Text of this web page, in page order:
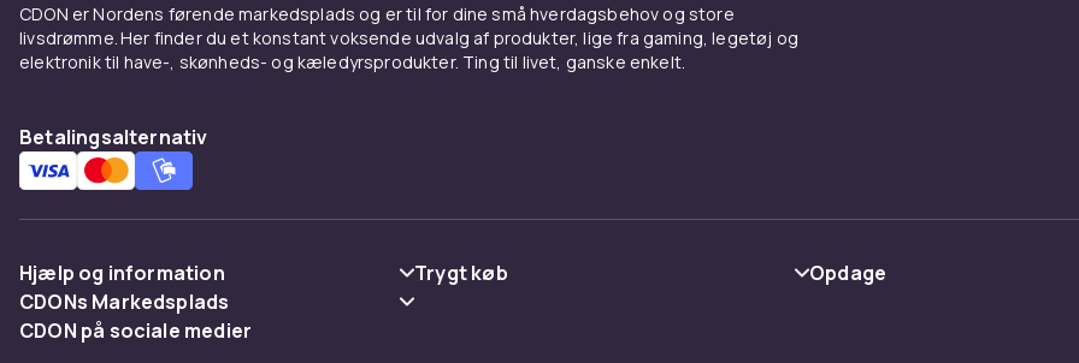
CDON er Nordens førende markedsplads og er til for dine små hverdagsbehov og store
livsdrømme. Her finder du et konstant voksende udvalg af produkter, lige fra gaming, legetøj og
elektronik til have-, skønheds- og kæledyrsprodukter. Ting til livet, ganske enkelt.
Betalingsalternativ
Hjælp og information
Ofte stillede spørgsmål
Trygt køb
Opdage
CDONs Markedsplads
Merchant Help Center
CDON på sociale medier